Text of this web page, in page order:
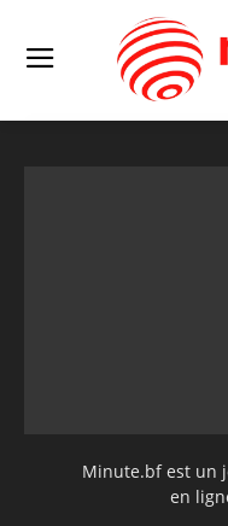
Minute.bf est un
en